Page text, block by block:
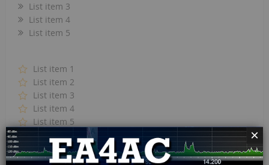
List item 3
List item 4
List item 5
List item 1
List item 2
List item 3
List item 4
List item 5
List item 1
List item 2
×